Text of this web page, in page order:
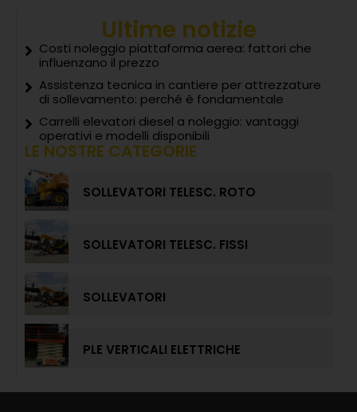
Ultime notizie
Costi noleggio piattaforma aerea: fattori che
influenzano il prezzo
Assistenza tecnica in cantiere per attrezzature
di sollevamento: perché è fondamentale
Carrelli elevatori diesel a noleggio: vantaggi
operativi e modelli disponibili
LE NOSTRE CATEGORIE
SOLLEVATORI TELESC. ROTO
SOLLEVATORI TELESC. FISSI
SOLLEVATORI
PLE VERTICALI ELETTRICHE